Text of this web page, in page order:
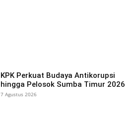
KPK Perkuat Budaya Antikorupsi
hingga Pelosok Sumba Timur 2026
7 Agustus 2026